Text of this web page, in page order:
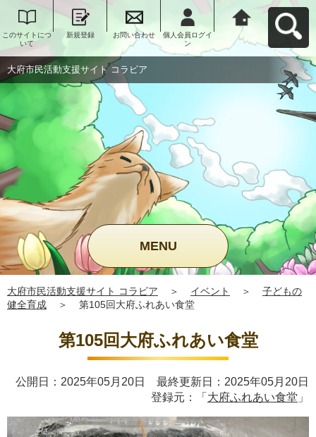
このサイトにつ
いて
新規登録 お問い合わせ
個人会員ログイ
ン
大府市民活動支
援サイト コラビ
アへ戻る
大府市民活動支援サイト コラビア
MENU
大府市民活動支援サイト コラビア ＞ イベント ＞
子どもの
健全育成
＞ 第105回大府ふれあい食堂
第105回大府ふれあい食堂
公開日：2025年05月20日 最終更新日：2025年05月20日
登録元：「 大府ふれあい食堂 」